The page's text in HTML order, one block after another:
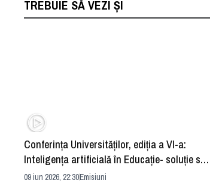
TREBUIE SĂ VEZI ȘI
Conferința Universităților, ediția a VI-a:
Inteligența artificială în Educație- soluție sau
problemă?
09 iun 2026, 22:30Emisiuni